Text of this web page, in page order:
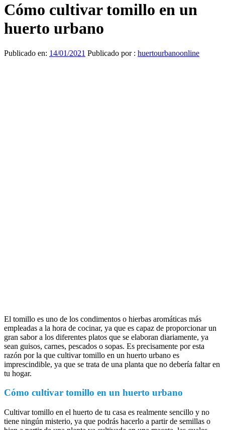
Cómo cultivar tomillo en un
huerto urbano
Publicado en: 14/01/2021 Publicado por : huertourbanoonline
El tomillo es uno de los condimentos o hierbas aromáticas más
empleadas a la hora de cocinar, ya que es capaz de proporcionar un
gran sabor a los diferentes platos que se elaboran diariamente, ya
sean guisos, carnes, pescados o sopas. Es precisamente por esta
razón por la que cultivar tomillo en un huerto urbano es
imprescindible, ya que se trata de una planta que no debería faltar en
tu hogar.
Cómo cultivar tomillo en un huerto urbano
Cultivar tomillo en el huerto de tu casa es realmente sencillo y no
tiene ningún misterio, ya que podrás hacerlo a partir de semillas o